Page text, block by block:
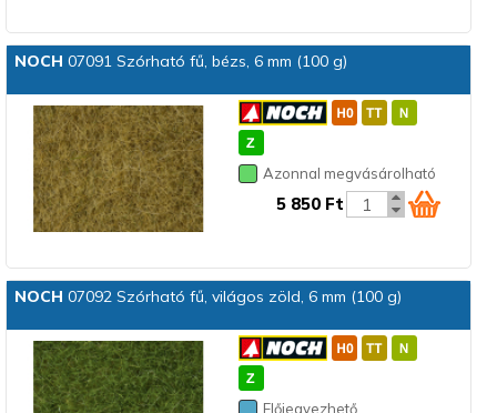
NOCH 07091 Szórható fű, bézs, 6 mm (100 g)
Azonnal megvásárolható
5 850 Ft
NOCH 07092 Szórható fű, világos zöld, 6 mm (100 g)
Előjegyezhető